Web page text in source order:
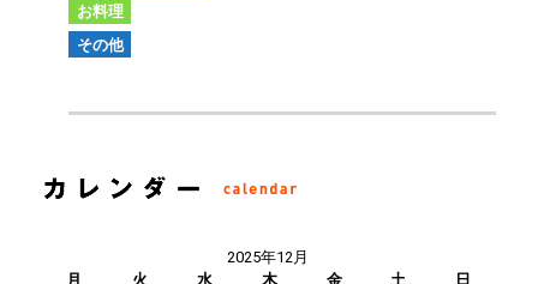
お料理
その他
2025年12月
月
火 水 木 金 土
日